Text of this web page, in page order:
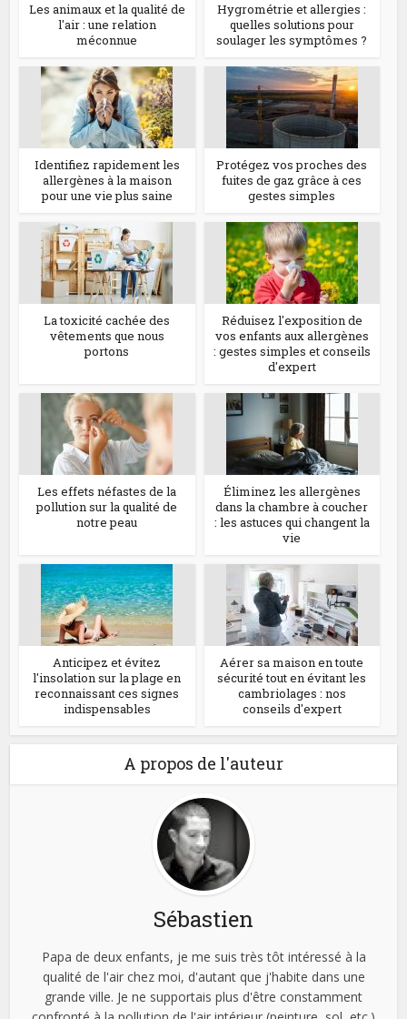
Les animaux et la qualité de
l'air : une relation
méconnue
Hygrométrie et allergies :
quelles solutions pour
soulager les symptômes ?
Identifiez rapidement les
allergènes à la maison
pour une vie plus saine
Protégez vos proches des
fuites de gaz grâce à ces
gestes simples
La toxicité cachée des
vêtements que nous
portons
Réduisez l'exposition de
vos enfants aux allergènes
: gestes simples et conseils
d'expert
Les effets néfastes de la
pollution sur la qualité de
notre peau
Éliminez les allergènes
dans la chambre à coucher
: les astuces qui changent la
vie
Anticipez et évitez
l'insolation sur la plage en
reconnaissant ces signes
indispensables
Aérer sa maison en toute
sécurité tout en évitant les
cambriolages : nos
conseils d'expert
A propos de l'auteur
Sébastien
Papa de deux enfants, je me suis très tôt intéressé à la
qualité de l'air chez moi, d'autant que j'habite dans une
grande ville. Je ne supportais plus d'être constamment